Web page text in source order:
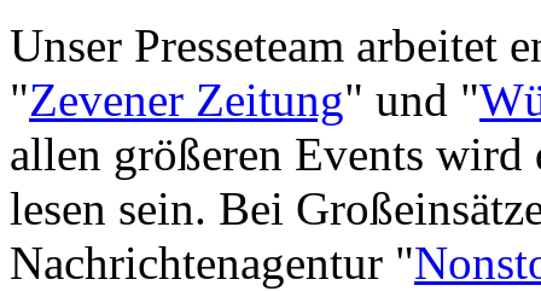
Unser Presseteam arbeitet
"Zevener Zeitung" und "
allen größeren Events wird
lesen sein. Bei
Nachrichtenagentur "